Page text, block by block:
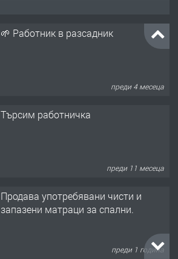
🌱 Работник в разсадник
преди 4 месеца
Търсим работничка
преди 11 месеца
Продава употребявани чисти и
запазени матраци за спални.
преди 1 година